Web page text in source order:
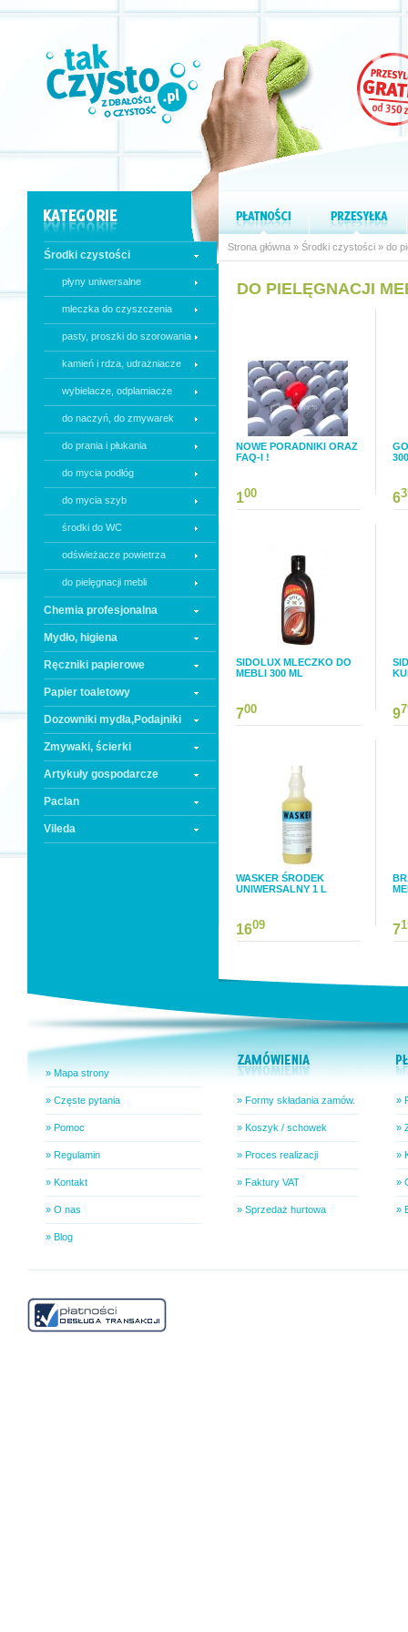
Środki czystości
płyny uniwersalne
mleczka do czyszczenia
pasty, proszki do szorowania
kamień i rdza, udrażniacze
wybielacze, odplamiacze
do naczyń, do zmywarek
do prania i płukania
do mycia podłóg
do mycia szyb
środki do WC
odświeżacze powietrza
do pielęgnacji mebli
Chemia profesjonalna
Mydło, higiena
Ręczniki papierowe
Papier toaletowy
Dozowniki mydła,Podajniki
Zmywaki, ścierki
Artykuły gospodarcze
Paclan
Vileda
Strona główna » Środki czystości » do
DO PIELĘGNACJI
NOWE PORADNIKI ORAZ
FAQ-I !
100 6
SIDOLUX MLECZKO DO
MEBLI 300 ML
700 9
WASKER ŚRODEK
UNIWERSALNY 1 L
1609 7
» Mapa strony
» Częste pytania
» Pomoc
» Regulamin
» Kontakt
» O nas
» Blog
» Formy składania zamów.
» Koszyk / schowek
» Proces realizacji
» Faktury VAT
» Sprzedaż hurtowa
»
»
»
»
»